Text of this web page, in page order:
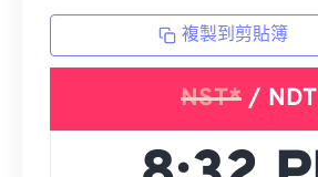
複製到剪貼簿
NST*/ NDT